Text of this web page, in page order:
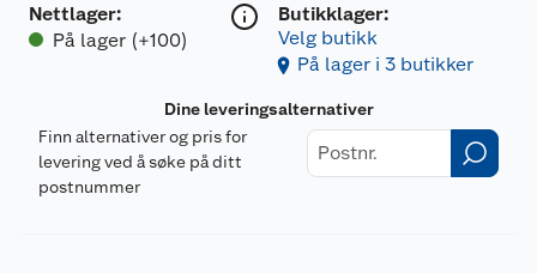
Nettlager:
På lager (+100)
Butikklager:
Velg butikk
På lager i 3 butikker
Dine leveringsalternativer
Finn alternativer og pris for
levering ved å søke på ditt
postnummer